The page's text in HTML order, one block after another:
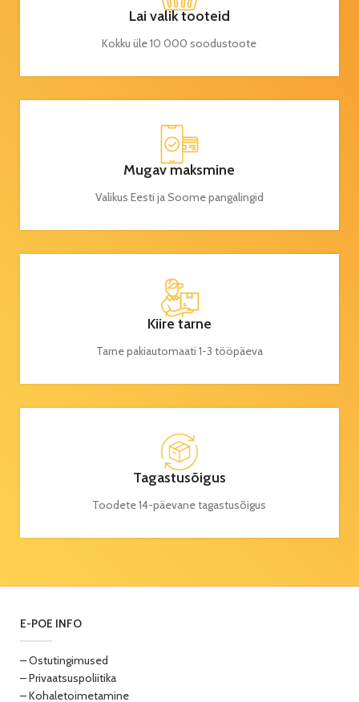
Lai valik tooteid
Kokku üle 10 000 soodustoote
Mugav maksmine
Valikus Eesti ja Soome pangalingid
Kiire tarne
Tarne pakiautomaati 1-3 tööpäeva
Tagastusõigus
Toodete 14-päevane tagastusõigus
E-POE INFO
– Ostutingimused
– Privaatsuspoliitika
– Kohaletoimetamine